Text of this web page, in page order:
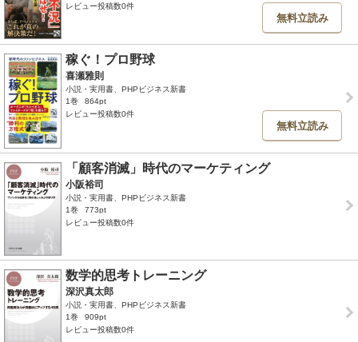
レビュー投稿数0件
無料立読み
稼ぐ！プロ野球
喜瀬雅則
小説・実用書、PHPビジネス新書
1巻
864pt
レビュー投稿数0件
無料立読み
「顧客消滅」時代のマーケティング
小阪裕司
小説・実用書、PHPビジネス新書
1巻
773pt
レビュー投稿数0件
数学的思考トレーニング
深沢真太郎
小説・実用書、PHPビジネス新書
1巻
909pt
レビュー投稿数0件